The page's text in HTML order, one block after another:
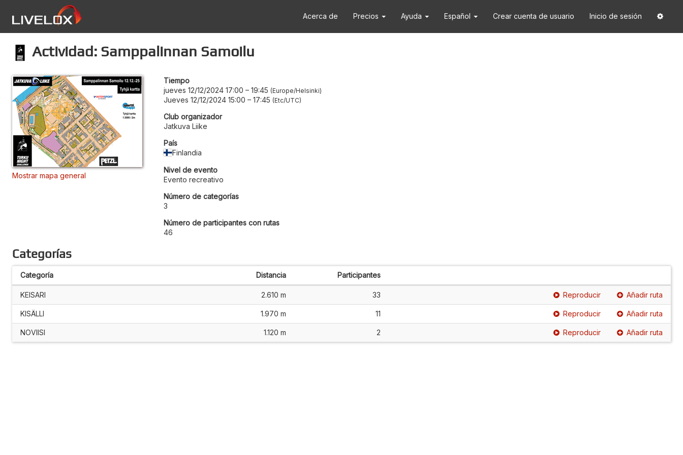
Acerca de Precios Ayuda Español Crear cuenta de usuario Inicio de sesión
Actividad: Samppalinnan Samoilu
Mostrar mapa general
Tiempo
jueves 12/12/2024 17:00 – 19:45 Europe/Helsinki
Jueves 12/12/2024 15:00 – 17:45 Etc/UTC
Club organizador
Jatkuva Liike
País
Finlandia
Nivel de evento
Evento recreativo
Número de categorías
3
Número de participantes con rutas
46
Categorías
Categoría Distancia Participantes
KEISARI 2.610 m 33 Reproducir Añadir ruta
KISÄLLI 1.970 m 11 Reproducir Añadir ruta
NOVIISI 1.120 m 2 Reproducir Añadir ruta